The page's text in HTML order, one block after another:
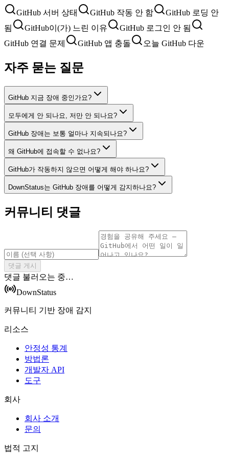
GitHub 서버 상태 GitHub 작동 안 함
GitHub 로딩 안
됨
GitHub이(가) 느린 이유
GitHub 로그인 안 됨
GitHub 연결 문제
GitHub 앱 충돌 오늘 GitHub 다운
자주 묻는 질문
GitHub 지금 장애 중인가요?
모두에게 안 되나요, 저만 안 되나요?
GitHub 장애는 보통 얼마나 지속되나요?
왜 GitHub에 접속할 수 없나요?
GitHub가 작동하지 않으면 어떻게 해야 하나요?
DownStatus는 GitHub 장애를 어떻게 감지하나요?
커뮤니티 댓글
댓글 게시
댓글 불러오는 중…
DownStatus
커뮤니티 기반 장애 감지
리소스
안정성 통계
방법론
개발자 API
도구
회사
회사 소개
문의
법적 고지